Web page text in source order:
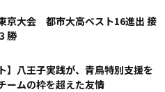
京大会 都市大高ベスト16進出 接
勝
】八王子実践が、青鳥特別支援を
ームの枠を超えた友情